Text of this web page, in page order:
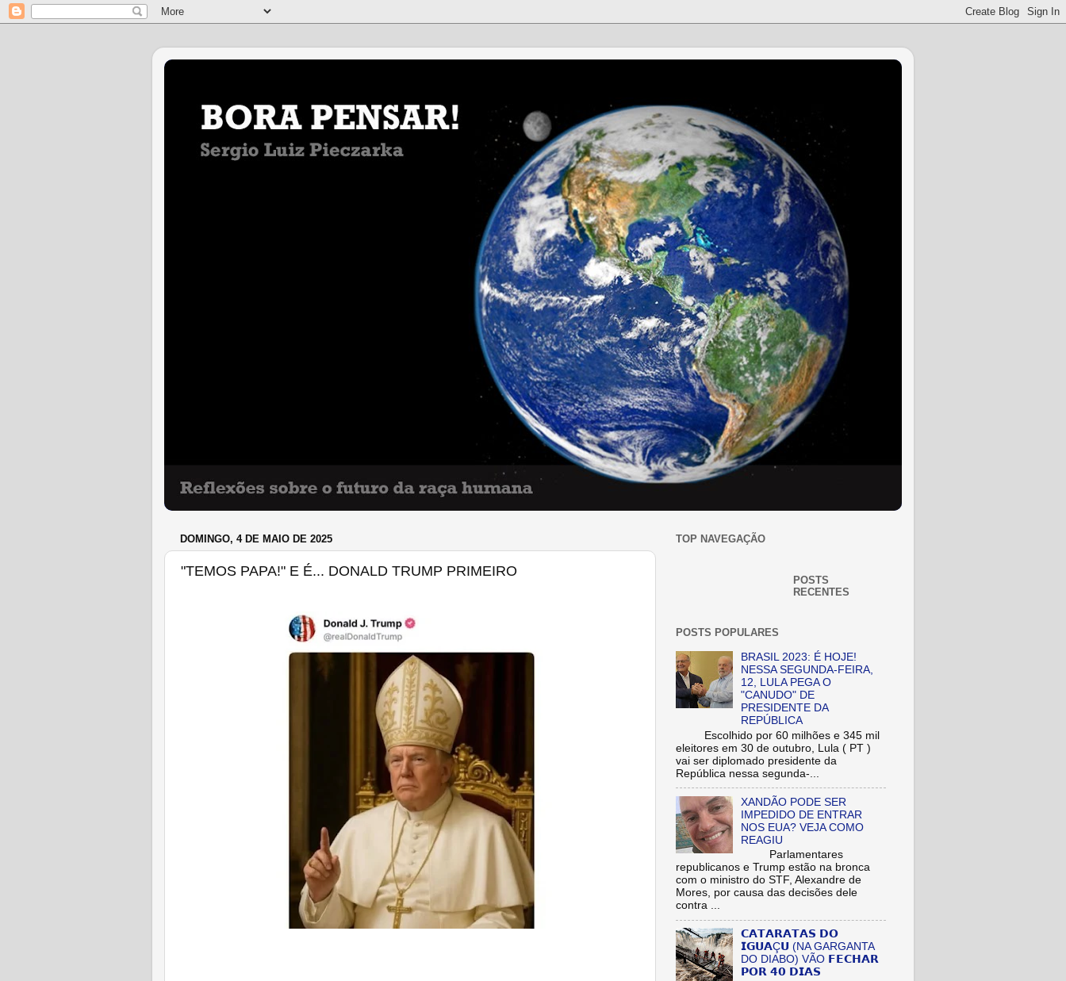
DOMINGO, 4 DE MAIO DE 2025
"TEMOS PAPA!" E É... DONALD TRUMP PRIMEIRO
TOP NAVEGAÇÃO
POSTS
RECENTES
POSTS POPULARES
BRASIL 2023: É HOJE!
NESSA SEGUNDA-FEIRA,
12, LULA PEGA O
"CANUDO" DE
PRESIDENTE DA
REPÚBLICA
Escolhido por 60 milhões e 345 mil
eleitores em 30 de outubro, Lula ( PT )
vai ser diplomado presidente da
República nessa segunda-...
XANDÃO PODE SER
IMPEDIDO DE ENTRAR
NOS EUA? VEJA COMO
REAGIU
Parlamentares
republicanos e Trump estão na bronca
com o ministro do STF, Alexandre de
Mores, por causa das decisões dele
contra ...
𝗖𝗔𝗧𝗔𝗥𝗔𝗧𝗔𝗦 𝗗𝗢
𝗜𝗚𝗨𝗔Ç𝗨 (NA GARGANTA
DO DIABO) VÃO 𝗙𝗘𝗖𝗛𝗔𝗥
𝗣𝗢𝗥 𝟰𝟬 𝗗𝗜𝗔𝗦